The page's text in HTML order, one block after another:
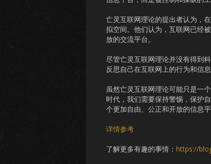
亡灵互联网理论的提出者认为，
拟空间。他们认为，互联网已经
放的交流平台。
尽管亡灵互联网理论并没有得到
反思自己在互联网上的行为和信
虽然亡灵互联网理论可能只是一
时代，我们需要保持警惕，保护
个更加自由、公正和开放的信息平
详情参考
了解更多有趣的事情： https://